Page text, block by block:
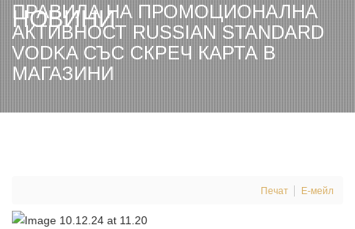
НОВИНИ
ПРАВИЛА НА ПРОМОЦИОНАЛНА
АКТИВНОСТ RUSSIAN STANDARD
VODKA СЪС СКРЕЧ КАРТА В
МАГАЗИНИ
Печат Е-мейл